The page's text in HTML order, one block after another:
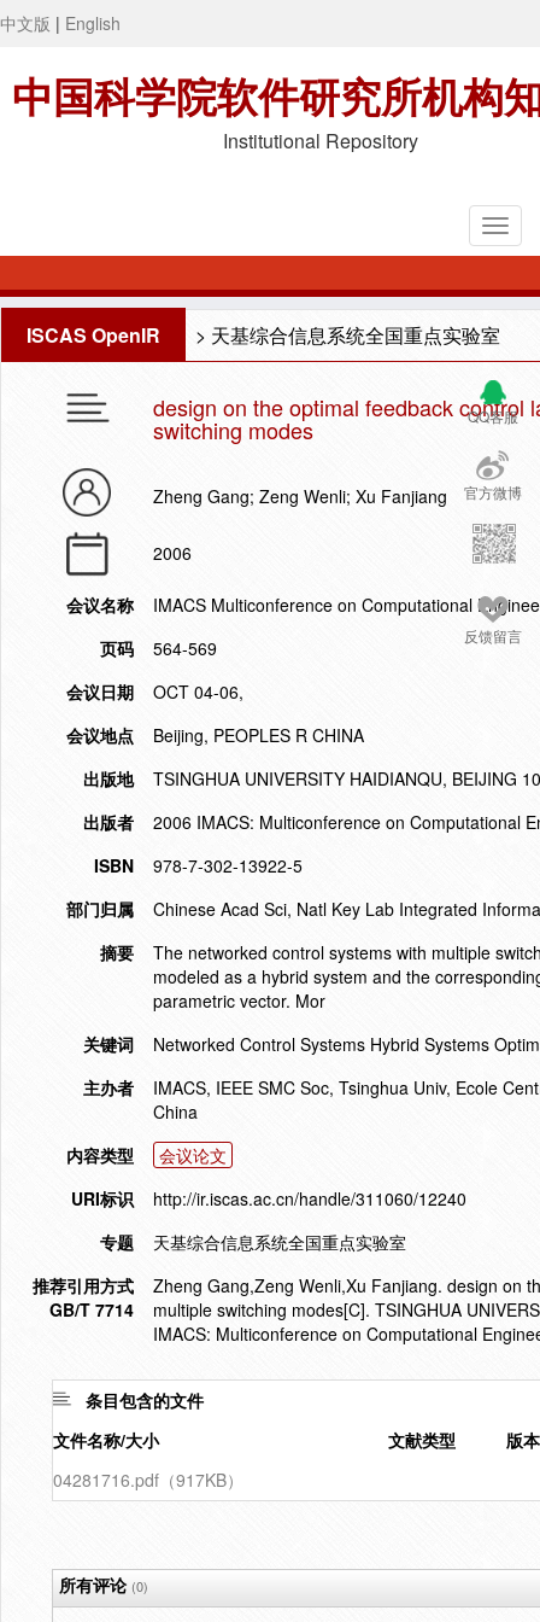
中文版 | English
中国科学院软件研究所机构
Institutional Repository
ISCAS OpenIR > 天基综合信息系统全国重点实验室
QQ客服
官方微博
反馈留言
design on the optimal feedback control
switching modes
Zheng Gang; Zeng Wenli; Xu Fanjiang
2006
会议名称
IMACS Multiconference on Computational
页码
564-569
会议日期
OCT 04-06,
会议地点
Beijing, PEOPLES R CHINA
出版地
TSINGHUA UNIVERSITY HAIDIANQU, BEIJING
出版者
2006 IMACS: Multiconference on Computational
ISBN
978-7-302-13922-5
部门归属
Chinese Acad Sci, Natl Key Lab Integrated
摘要
The networked control systems with multiple
modeled as a hybrid system and the
parametric vector. Mor
关键词
Networked Control Systems Hybrid Systems
主办者
IMACS, IEEE SMC Soc, Tsinghua Univ, Ecole
China
内容类型
会议论文
URI标识
http://ir.iscas.ac.cn/handle/311060/12240
专题
天基综合信息系统全国重点实验室
推荐引用方式
GB/T 7714
Zheng Gang,Zeng Wenli,Xu Fanjiang. design on
multiple switching modes[C]. TSINGHUA
IMACS: Multiconference on Computational
条目包含的文件
文件名称/大小
文献类型
版
04281716.pdf（917KB）
所有评论(0)